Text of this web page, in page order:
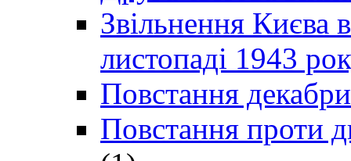
Звільнення Києва
листопаді 1943
Повстання
Повстання проти